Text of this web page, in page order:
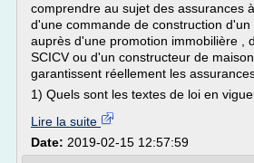
comprendre au sujet des assurances
d'une commande de construction
auprès d'une promotion immobilière ,
SCICV ou d'un constructeur de
garantissent réellement les
1) Quels sont les textes de loi en
Lire la suite
Date: 2019-02-15 12:57:59